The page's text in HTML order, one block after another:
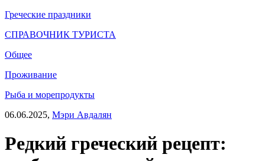
Греческие праздники
СПРАВОЧНИК ТУРИСТА
Общее
Проживание
Рыба и морепродукты
06.06.2025, Мэри Авдалян
Редкий греческий рецепт: